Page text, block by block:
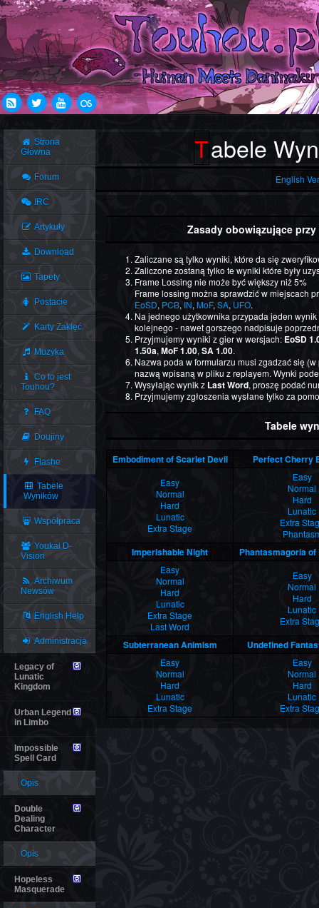
Strona
Główna
Forum
IRC
Artykuły
Download
Tapety
Postacie
Karty Zaklęć
Muzyka
Co to jest
Touhou?
FAQ
Doujiny
Flashe
Tabele
Wyników
Współpraca
Youkai D-
Vision
Archiwum
Newsów
English Help
Administracja
Legacy of
Lunatic
Kingdom
Urban Legend
in Limbo
Impossible
Spell Card
Opis
Double
Dealing
Character
Opis
Hopeless
Masquerade
Tabele
English
Zasady obowiązujące
Zaliczane są tylko wyniki, które da się
Zaliczone zostaną tylko te wyniki które były
Frame Lossing nie może być większy niż 5%
Frame lossing można sprawdzić w miejscach
EoSD, PCB, IN, MoF, SA, UFO.
Na jednego użytkownika przypada jeden
kolejnego - nawet gorszego nadpisuje
Przyjmujemy wyniki z gier w wersjach: EoSD
1.50a,MoF 1.00, SA 1.00.
Nazwa poda w formularzu musi zgadzać się
nazwą wpisaną w pliku z replayem. Wynki
Wysyłając wynik z Last Word, proszę podać
Przyjmujemy zgłoszenia wysłane tylko za
Tabele
Embodiment of Scarlet Devil Perfect Cherry
Easy
Normal
Hard
Lunatic
Extra Stage
Easy
Normal
Hard
Lunatic
Extra
Imperishable Night Phantasmagoria of
Easy
Normal
Hard
Lunatic
Extra Stage
Last Word
Easy
Normal
Hard
Lunatic
Extra
Subterranean Animism Undefined
Easy
Normal
Hard
Lunatic
Extra Stage
Easy
Normal
Hard
Lunatic
Extra